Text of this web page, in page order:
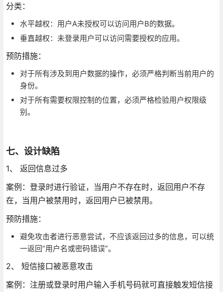
分类：
水平越权：用户A未授权可以访问用户B的数据。
垂直越权：未登录用户可以访问需要授权的应用。
预防措施：
对于所有涉及到用户数据的操作，必须严格判断当前用户的
身份。
对于所有需要权限控制的位置，必须严格检验用户权限级
别。
七、设计缺陷
1、 返回信息过多
案例：登录时进行验证，当用户不存在时，返回用户不存
在，当用户被禁用时，返回用户已被禁用。
预防措施：
避免攻击者进行恶意尝试，不应该返回过多的信息，可以统
一返回“用户名或密码错误”。
2、 短信接口被恶意攻击
案例：注册或登录时用户输入手机号码就可直接触发短信接